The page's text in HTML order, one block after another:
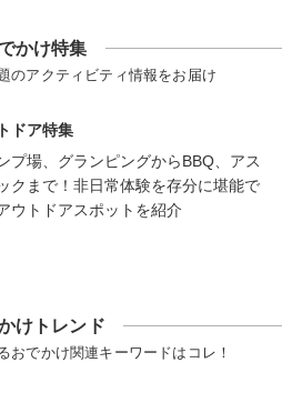
かけ特集
のアクティビティ情報をお届け
ドア特集
プ場、グランピングからBBQ、アス
クまで！非日常体験を存分に堪能で
ウトドアスポットを紹介
けトレンド
おでかけ関連キーワードはコレ！